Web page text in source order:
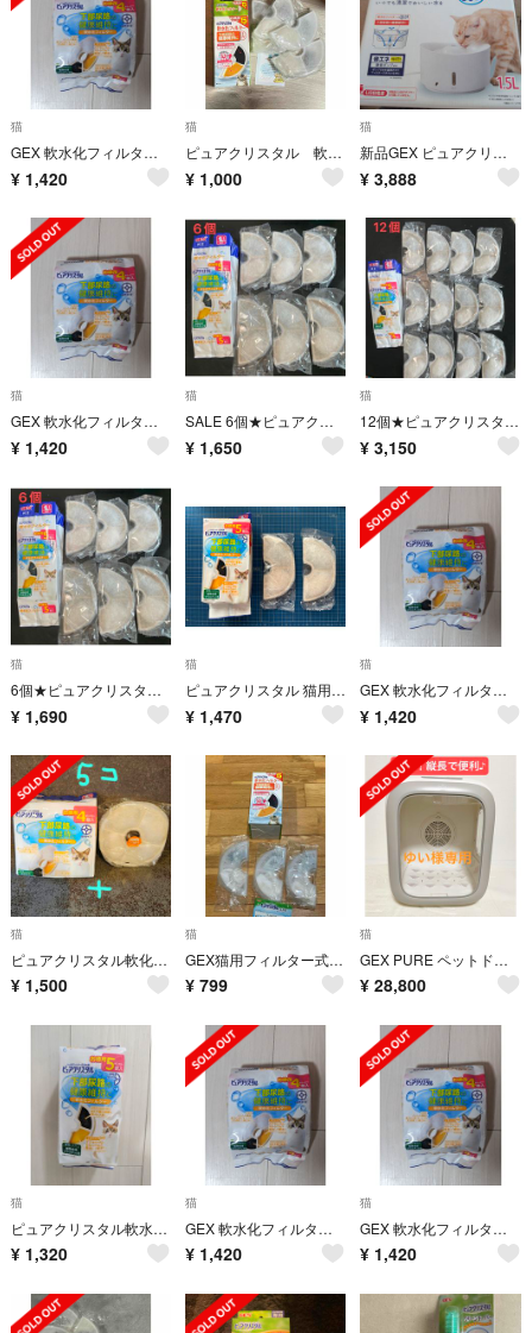
猫
GEX 軟水化フィルター 全円タイプ 4個入猫用 1箱※要注意を必読
¥ 1,420
猫
ピュアクリスタル 軟水化フィルター 半円タイプ 4個
¥ 1,000
猫
新品GEX ピュアクリスタル well 猫用 1.5L 給水器&フィルター2個付
¥ 3,888
猫
GEX 軟水化フィルター 全円タイプ 4個入猫用 1箱※要注意を必読
¥ 1,420
猫
SALE 6個★ピュアクリスタル半円フィルター軟水化フィルター
¥ 1,650
猫
12個★ピュアクリスタル半円フィルター猫用軟水化フィルターGEXジェックス
¥ 3,150
猫
6個★ピュアクリスタル半円フィルター軟水化フィルター GEX ジェックス
¥ 1,690
猫
ピュアクリスタル 猫用 軟水化フィルター 半円タイプ
¥ 1,470
猫
GEX 軟水化フィルター 全円タイプ 4個入猫用 1箱※要注意を必読
¥ 1,420
猫
ピュアクリスタル軟化フィルター全円タイプ4個+1個
¥ 1,500
猫
GEX猫用フィルター式給水器 ピュアクリスタル 軟水化フィルター 未開封3枚
¥ 799
猫
GEX PURE ペットドライヤーハウスPPDR01-WH
¥ 28,800
猫
ピュアクリスタル軟水化フィルター 半円タイプ5個入り猫用 1箱※要注意を必読
¥ 1,320
猫
GEX 軟水化フィルター 全円タイプ 4個入猫用 1箱※要注意を必読
¥ 1,420
猫
GEX 軟水化フィルター 全円タイプ 4個入猫用 1箱※要注意を必読
¥ 1,420